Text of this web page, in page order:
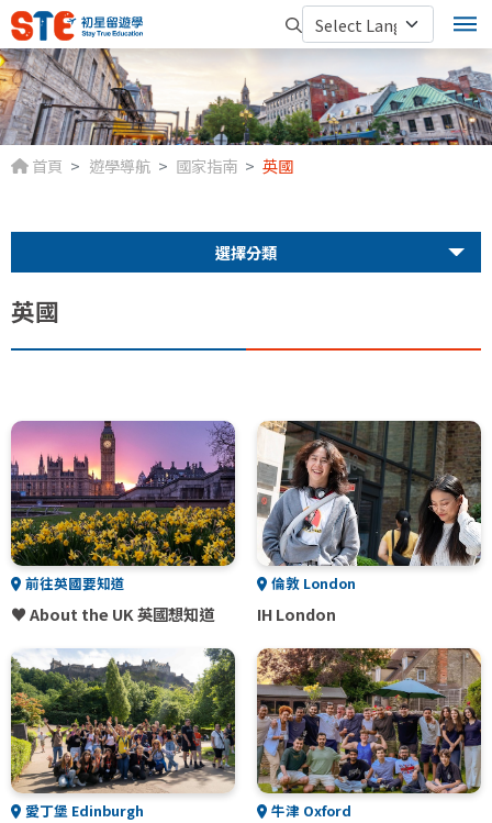
首頁 遊學導航 國家指南 英國
選擇分類
英國
前往英國要知道
♥ About the UK 英國想知道
倫敦 London
IH London
愛丁堡 Edinburgh 牛津 Oxford